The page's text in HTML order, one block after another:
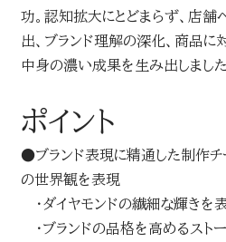
功。認知拡大にとどまらず、店舗
出、ブランド理解の深化、商品に
中身の濃い成果を生み出しました
ポイント
●ブランド表現に精通した制作チ
の世界観を表現
・ダイヤモンドの繊細な輝きを
・ブランドの品格を高めるスト